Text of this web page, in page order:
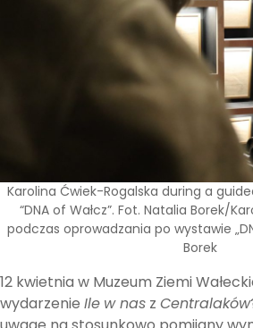
Karolina Ćwiek-Rogalska during a
“DNA of Wałcz”. Fot. Natalia Borek/
podczas oprowadzania po wystawie
Borek
12 kwietnia w Muzeum Ziemi
wydarzenie Ile w nas z Centralaków